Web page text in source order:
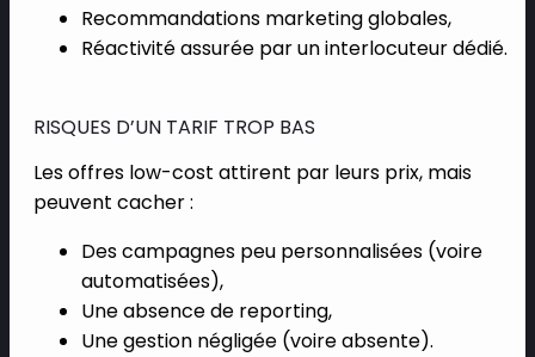
Recommandations marketing globales,
Réactivité assurée par un interlocuteur dédié.
RISQUES D’UN TARIF TROP BAS
Les offres low-cost attirent par leurs prix, mais
peuvent cacher :
Des campagnes peu personnalisées (voire
automatisées),
Une absence de reporting,
Une gestion négligée (voire absente).